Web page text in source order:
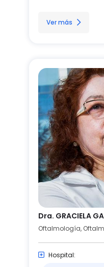
Ver más
Dra. GRACIELA
Oftalmología,
Hospital: